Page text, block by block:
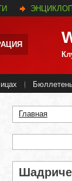
Вы
Главная